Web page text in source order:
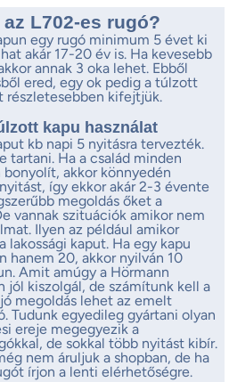
L702-es rugó?
egy rugó minimum 5 évet ki
akár 17-20 év is. Ha kevesebb
annak 3 oka lehet. Ebből
ered, egy ok pedig a túlzott
részletesebben kifejtjük.
kapu használat
kb napi 5 nyitásra tervezték.
tartani. Ha a család minden
akkor könnyedén
így ekkor akár 2-3 évente
megoldás őket a
vannak szituációk amikor nem
Ilyen az például amikor
lakossági kaput. Ha egy kapu
hanem 20, akkor nyilván 10
Amit amúgy a Hörmann
jól kiszolgál, de számítunk kell a
megoldás lehet az emelt
Tudunk egyedileg gyártani olyan
ereje megegyezik a
de sokkal több nyitást kibír.
nem áruljuk a shopban, de ha
írjon a lenti elérhetőségre.